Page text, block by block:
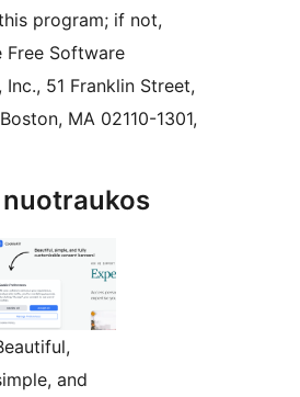
program; if not,
Software
Inc., 51 Franklin Street,
MA 02110-1301,
and